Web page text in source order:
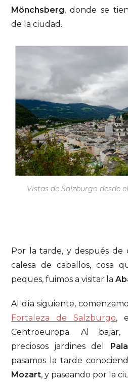
Mönchsberg, donde se
de la ciudad.
Vistas de Salzburgo desde
Por la tarde, y después de
calesa de caballos, cosa
peques, fuimos a visitar la
Al día siguiente,
Fortaleza de Salzburgo,
Centroeuropa. Al
preciosos jardines del
pasamos la tarde
Mozart, y paseando por la